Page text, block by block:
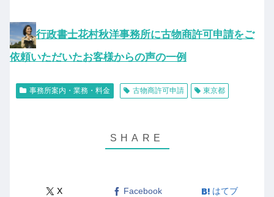
行政書士花村秋洋事務所に古物商許可申請をご
依頼いただいたお客様からの声の一例
事務所案内・業務・料金 古物商許可申請 東京都
X Facebook はてブ